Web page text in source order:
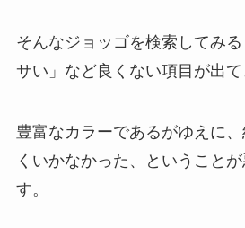
そんなジョッゴを検索してみ
サい」など良くない項目が出て
豊富なカラーであるがゆえに
くいかなかった、ということ
す。